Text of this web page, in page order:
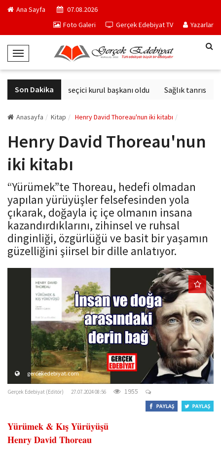
Ana Sayfa
07.08.2026
Foto Galeri
Gerçek Edebiyat TV Yazarlar
T
o
g
g
e
a
i
a
t
i
o
n
Son Dakika
Derviş Zaim seçici kurul başkanı oldu Sağlık
Anasayfa Kitap Henry David Thoreau'nun iki kitabı
Henry David Thoreau'nun
iki kitabı
“Yürümek”te Thoreau, hedefi olmadan
yapılan yürüyüşler felsefesinden yola
çıkarak, doğayla iç içe olmanın insana
kazandırdıklarını, zihinsel ve ruhsal
dinginliği, özgürlüğü ve basit bir yaşamın
güzelliğini şiirsel bir dille anlatıyor.
gercekedebiyat.com
Gerçek Edebiyat (Editör) 27.07.2024 08:56 1955
Yürümek & Kış Yürüyüşü
Henry DavidThoreau